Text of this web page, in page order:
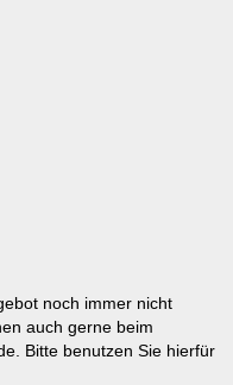
noch immer nicht
auch gerne beim
Bitte benutzen Sie hierfür